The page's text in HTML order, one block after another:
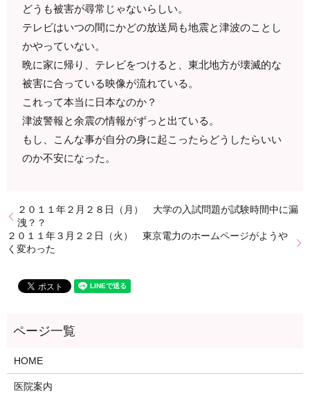
どうも被害が尋常じゃないらしい。
テレビはいつの間にかどの放送局も地震と津波のことし
かやっていない。
晩に家に帰り、テレビをつけると、東北地方が壊滅的な
被害に合っている映像が流れている。
これって本当に日本なのか？
津波警報と余震の情報がずっと出ている。
もし、こんな事が自分の身に起こったらどうしたらいい
のか不安になった。
２０１１年２月２８日（月） 大学の入試問題が試験時間中に漏
洩？？
２０１１年３月２２日（火） 東京電力のホームページがようや
く変わった
HOME
医院案内